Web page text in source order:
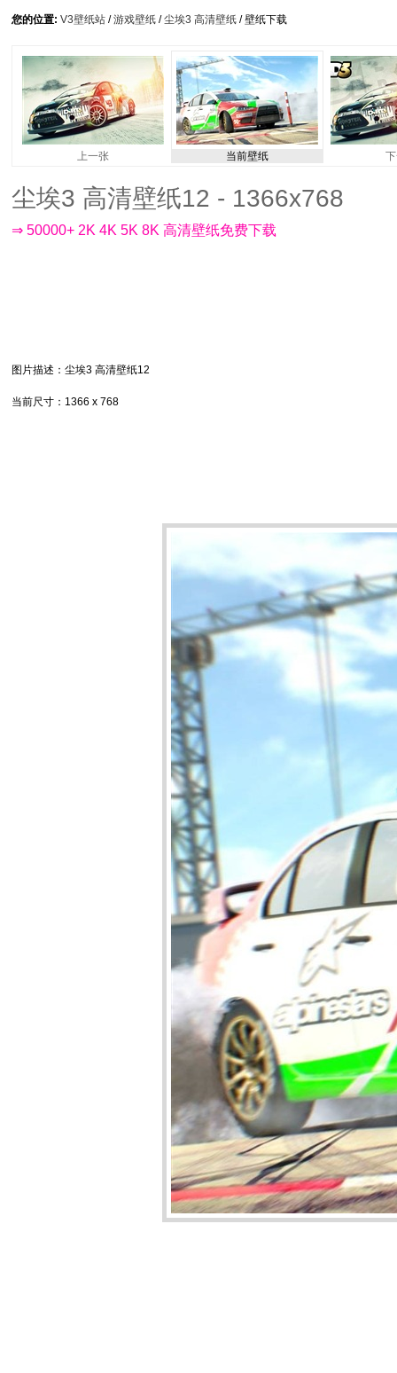
您的位置: V3壁纸站 /游戏壁纸 /尘埃3 高清壁纸 / 壁纸下载
上一张 当前壁纸
尘埃3 高清壁纸12 - 1366x768
⇒ 50000+ 2K 4K 5K 8K 高清壁纸免费下载
图片描述 ：尘埃3 高清壁纸12
当前尺寸 ：1366 x 768